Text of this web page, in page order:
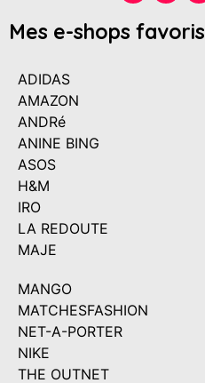
Mes e-shops favoris
ADIDAS
AMAZON
ANDRé
ANINE BING
ASOS
H&M
IRO
LA REDOUTE
MAJE
MANGO
MATCHESFASHION
NET-A-PORTER
NIKE
THE OUTNET